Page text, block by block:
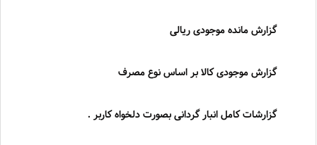
گزارش مانده موجودی ریالی
گزارش موجودی کالا بر اساس نوع مصرف
گزارشات کامل انبار گردانی بصورت دلخواه کاربر .